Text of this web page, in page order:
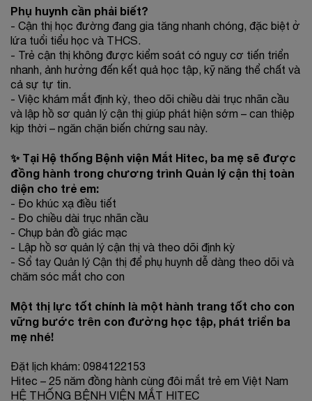
Phụ huynh cần phải biết?
- Cận thị học đường đang gia tăng nhanh chóng, đặc biệt ở
lứa tuổi tiểu học và THCS.
- Trẻ cận thị không được kiểm soát có nguy cơ tiến triển
nhanh, ảnh hưởng đến kết quả học tập, kỹ năng thể chất và
cả sự tự tin.
- Việc khám mắt định kỳ, theo dõi chiều dài trục nhãn cầu
và lập hồ sơ quản lý cận thị giúp phát hiện sớm – can thiệp
kịp thời – ngăn chặn biến chứng sau này.
✨ Tại Hệ thống Bệnh viện Mắt Hitec, ba mẹ sẽ được
đồng hành trong chương trình Quản lý cận thị toàn
diện cho trẻ em:
- Đo khúc xạ điều tiết
- Đo chiều dài trục nhãn cầu
- Chụp bản đồ giác mạc
- Lập hồ sơ quản lý cận thị và theo dõi định kỳ
- Sổ tay Quản lý Cận thị để phụ huynh dễ dàng theo dõi và
chăm sóc mắt cho con
Một thị lực tốt chính là một hành trang tốt cho con
vững bước trên con đường học tập, phát triển ba
mẹ nhé!
Đặt lịch khám: 0984122153
Hitec – 25 năm đồng hành cùng đôi mắt trẻ em Việt Nam
HỆ THỐNG BỆNH VIỆN MẮT HITEC